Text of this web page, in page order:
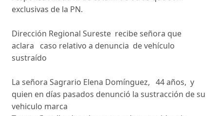
exclusivas de la PN.
Dirección Regional Sureste recibe señora que
aclara caso relativo a denuncia de vehículo
sustraído
La señora Sagrario Elena Domínguez, 44 años, y
quien en días pasados denunció la sustracción de su
vehiculo marca